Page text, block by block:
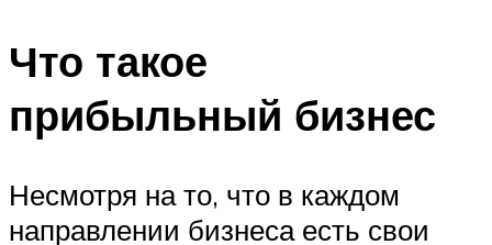
Что такое
прибыльный бизнес
Несмотря на то, что в каждом
направлении бизнеса есть свои